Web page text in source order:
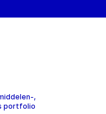
,
portfolio